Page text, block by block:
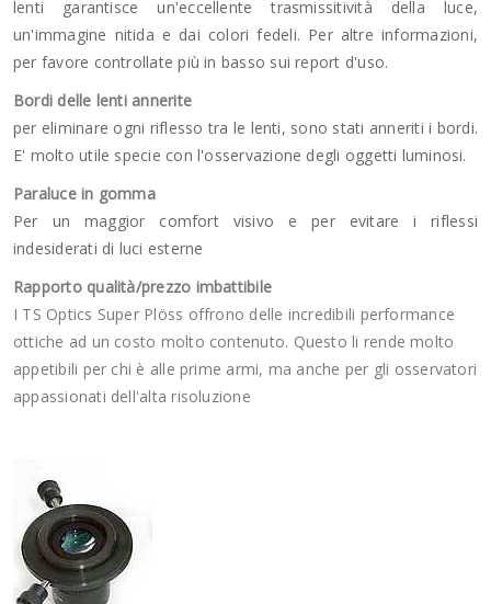
lenti garantisce un'eccellente trasmissitività della luce,
un'immagine nitida e dai colori fedeli. Per altre informazioni,
per favore controllate più in basso sui report d'uso.
Bordi delle lenti annerite
per eliminare ogni riflesso tra le lenti, sono stati anneriti i bordi.
E' molto utile specie con l'osservazione degli oggetti luminosi.
Paraluce in gomma
Per un maggior comfort visivo e per evitare i riflessi
indesiderati di luci esterne
Rapporto qualità/prezzo imbattibile
I TS Optics Super Plöss offrono delle incredibili performance
ottiche ad un costo molto contenuto. Questo li rende molto
appetibili per chi è alle prime armi, ma anche per gli osservatori
appassionati dell'alta risoluzione